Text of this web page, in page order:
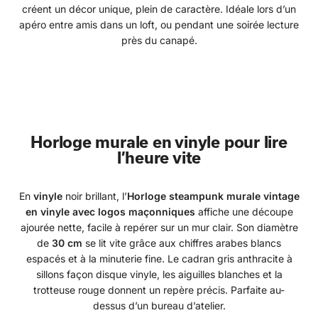
créent un décor unique, plein de caractère. Idéale lors d’un
apéro entre amis dans un loft, ou pendant une soirée lecture
près du canapé.
Horloge murale en vinyle pour lire
l’heure vite
En vinylenoir brillant, l’Horloge steampunk murale vintage
en vinyle avec logos maçonniques affiche une découpe
ajourée nette, facile à repérer sur un mur clair. Son diamètre
de 30 cm se lit vite grâce aux chiffres arabes blancs
espacés et à la minuterie fine. Le cadran gris anthracite à
sillons façon disque vinyle, les aiguilles blanches et la
trotteuse rouge donnent un repère précis. Parfaite au-
dessus d’un bureau d’atelier.